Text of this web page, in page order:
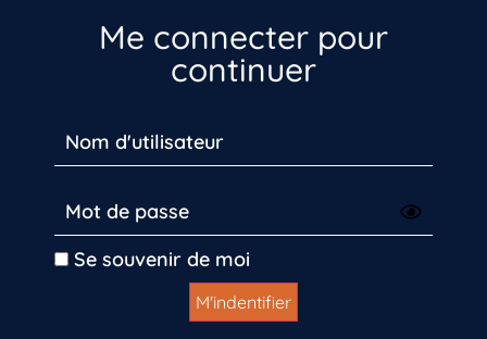
Me connecter pour
continuer
Se souvenir de moi